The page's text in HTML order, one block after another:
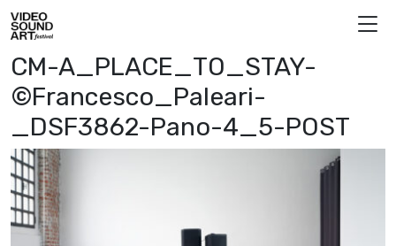
Vai al contenuto
Video Sound Art
CM-A_PLACE_TO_STAY-
©Francesco_Paleari-
_DSF3862-Pano-4_5-POST